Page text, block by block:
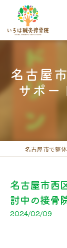
名古屋
サポー
名古屋市西
討中の接骨
2024/02/09